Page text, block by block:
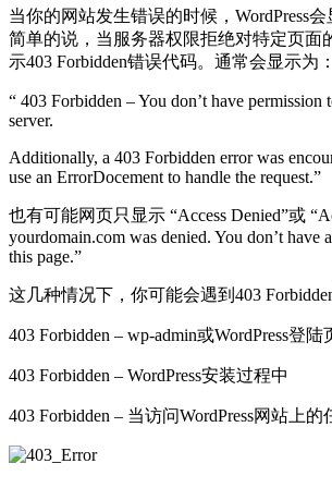
当你的网站发生错误的时候，WordPress会
简单的说，当服务器权限拒绝对特定页面
示403 Forbidden错误代码。通常会显示为：
“ 403 Forbidden – You don’t have permission
server.
Additionally, a 403 Forbidden error was
use an ErrorDocement to handle the request.”
也有可能网页只显示 “Access Denied”或
yourdomain.com was denied. You don’t have
this page.”
这几种情况下，你可能会遇到403
403 Forbidden – wp-admin或WordPress登
403 Forbidden – WordPress安装过程中
403 Forbidden – 当访问WordPress网站上